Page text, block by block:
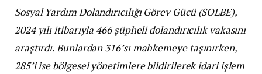
Sosyal Yardım Dolandırıcılığı Görev Gücü (SOLBE),
2024 yılı itibarıyla 466 şüpheli dolandırıcılık vakasını
araştırdı. Bunlardan 316’sı mahkemeye taşınırken,
285’i ise bölgesel yönetimlere bildirilerek idari işlem